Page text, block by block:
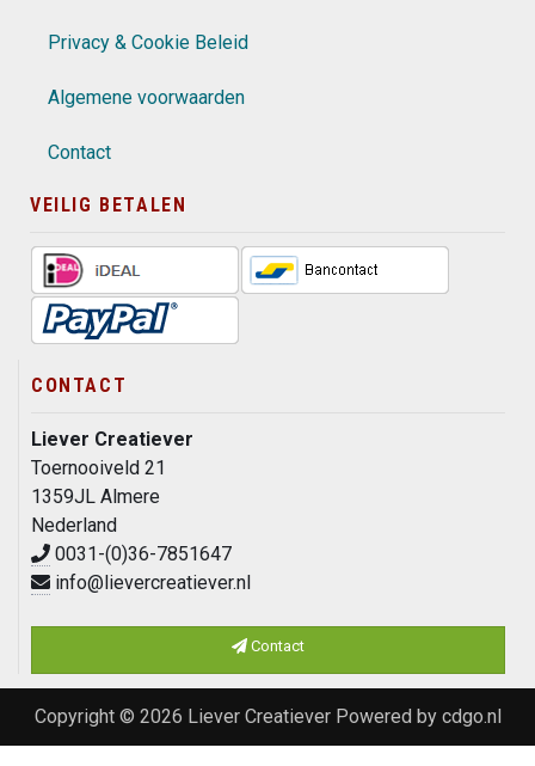
Privacy & Cookie Beleid
Algemene voorwaarden
Contact
VEILIG BETALEN
CONTACT
Liever Creatiever
Toernooiveld 21
1359JL Almere
Nederland
0031-(0)36-7851647
info@lievercreatiever.nl
Contact
Copyright © 2026 Liever CreatieverPowered by cdgo.nl